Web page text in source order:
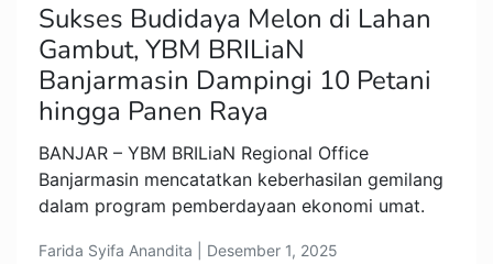
Sukses Budidaya Melon di Lahan
Gambut, YBM BRILiaN
Banjarmasin Dampingi 10 Petani
hingga Panen Raya
BANJAR – YBM BRILiaN Regional Office
Banjarmasin mencatatkan keberhasilan gemilang
dalam program pemberdayaan ekonomi umat.
Farida Syifa Anandita | Desember 1, 2025